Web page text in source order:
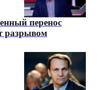
перенос
разрывом